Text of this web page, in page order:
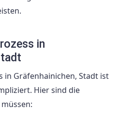
in
in Gräfenhainichen, Stadt ist
Hier sind die